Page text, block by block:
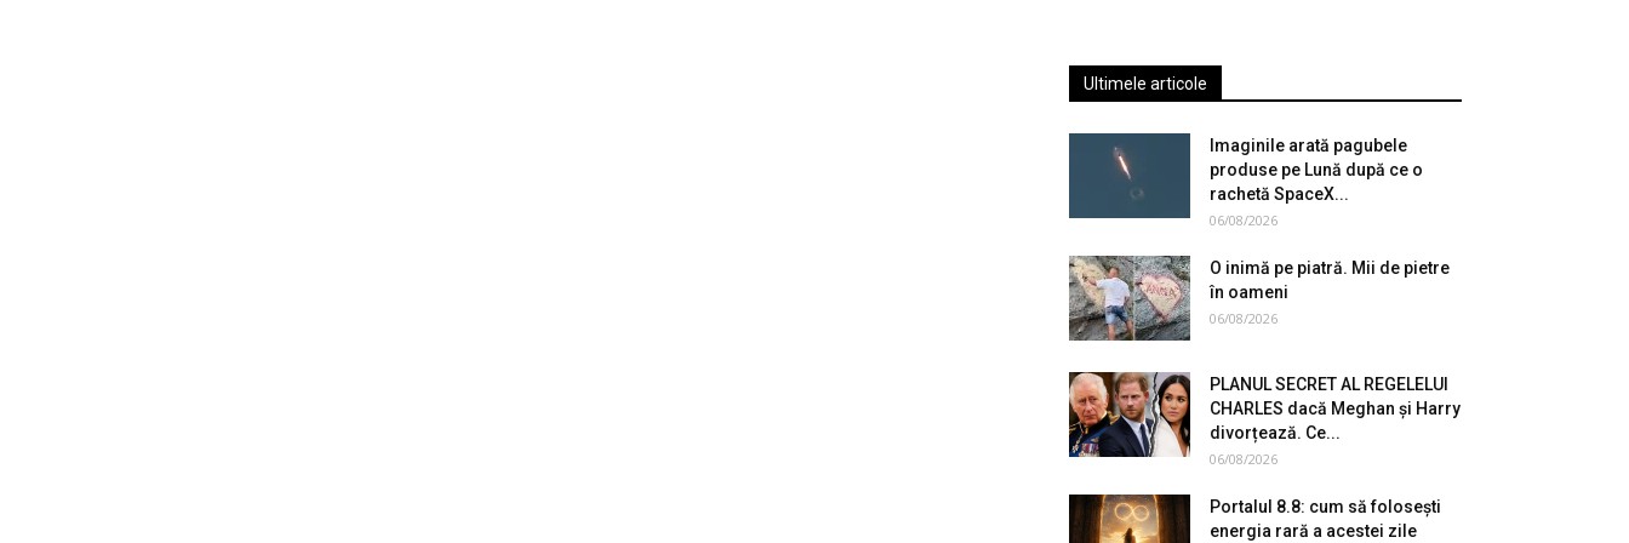
Ultimele articole
Imaginile arată pagubele
produse pe Lună după ce o
rachetă SpaceX...
06/08/2026
O inimă pe piatră. Mii de pietre
în oameni
06/08/2026
PLANUL SECRET AL REGELELUI
CHARLES dacă Meghan și Harry
divorțează. Ce...
06/08/2026
Portalul 8.8: cum să folosești
energia rară a acestei zile